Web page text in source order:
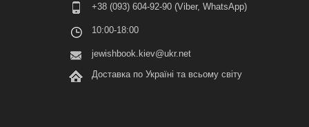
+38 (093) 604-92-90 (Viber, WhatsApp)
10:00-18:00
jewishbook.kiev@ukr.net
Доставка по Україні та всьому світу